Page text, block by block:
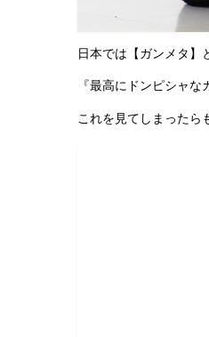
日本では【ガンメタ】
『最高にドンピシャな
これを見てしまったら